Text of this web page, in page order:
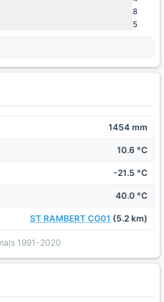
8
5
1454 mm
10.6 °C
-21.5 °C
40.0 °C
ST RAMBERT CG01 (5.2 km)
1991-2020